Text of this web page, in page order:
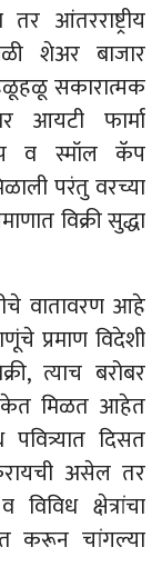
आंतरराष्ट्रीय
शेअर बाजार
सकारात्मक
आयटी फार्मा
व स्मॉल कॅप
परंतु वरच्या
विक्री सुद्धा
वातावरण आहे
प्रमाण विदेशी
त्याच बरोबर
मिळत आहेत
दिसत
असेल तर
क्षेत्रांचा
करून चांगल्या